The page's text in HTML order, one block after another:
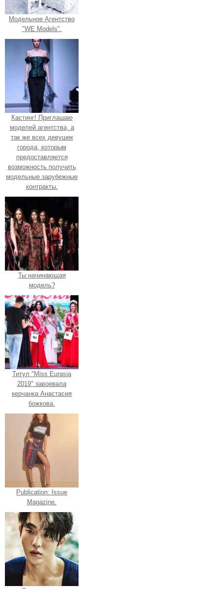
Модельное Агентство
"WE Models".
Кастинг! Приглашаю
моделей агентства, а
так же всех девушек
города, которым
предоставляется
возможность получить
модельные зарубежные
контракты.
Ты начинающая
модель?
Титул "Miss Eurasia
2019" завоевала
керчанка Анастасия
божкова.
Publication: Issue
Magazine.